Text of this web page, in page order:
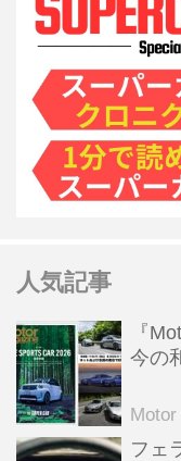
人気記事
『
今の
フェ